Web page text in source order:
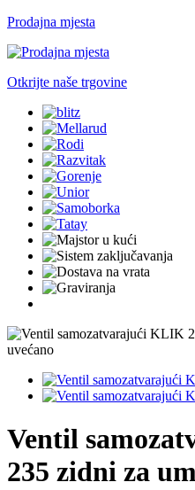
Prodajna mjesta
Otkrijte naše trgovine
uvećano
Ventil
235 zidni za